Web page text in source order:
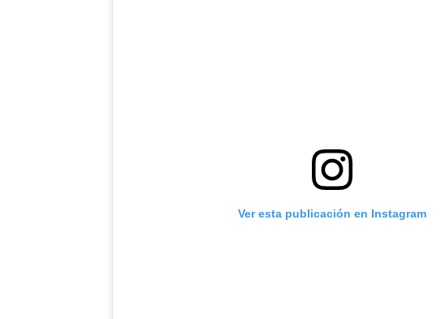
Ver esta publicación en Instagram